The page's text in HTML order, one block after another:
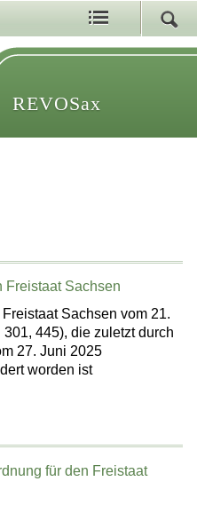
REVOSax
Freistaat Sachsen
Sachsen vom 21.
445), die zuletzt durch
27. Juni 2025
worden ist
für den Freistaat